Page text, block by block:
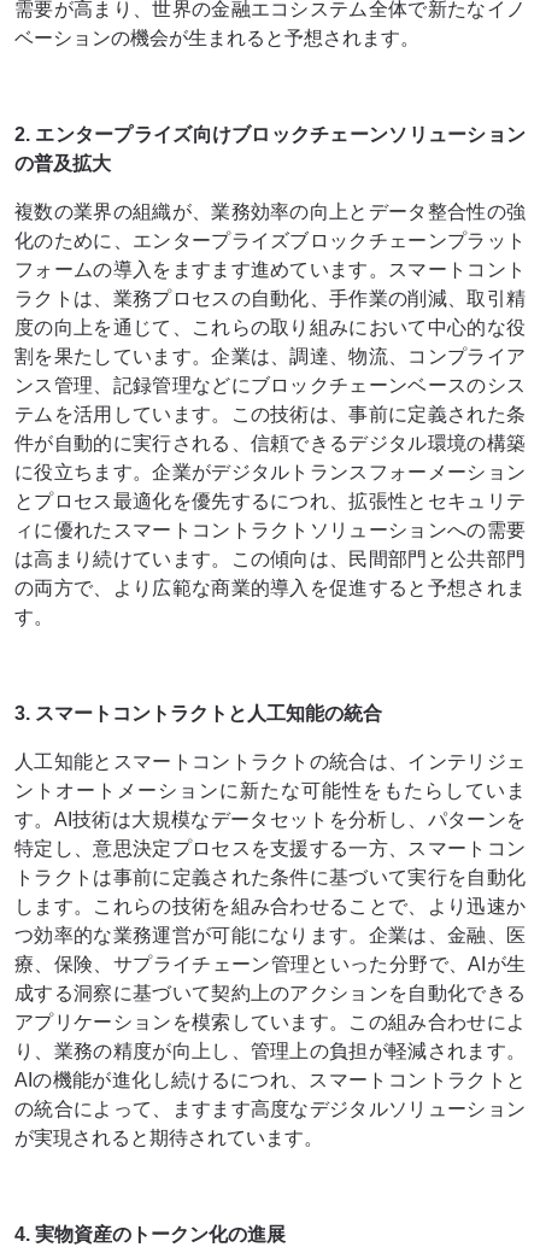
需要が高まり、世界の金融エコシステム全体で新たなイノ
ベーションの機会が生まれると予想されます。
2. エンタープライズ向けブロックチェーンソリューション
の普及拡大
複数の業界の組織が、業務効率の向上とデータ整合性の強
化のために、エンタープライズブロックチェーンプラット
フォームの導入をますます進めています。スマートコント
ラクトは、業務プロセスの自動化、手作業の削減、取引精
度の向上を通じて、これらの取り組みにおいて中心的な役
割を果たしています。企業は、調達、物流、コンプライア
ンス管理、記録管理などにブロックチェーンベースのシス
テムを活用しています。この技術は、事前に定義された条
件が自動的に実行される、信頼できるデジタル環境の構築
に役立ちます。企業がデジタルトランスフォーメーション
とプロセス最適化を優先するにつれ、拡張性とセキュリテ
ィに優れたスマートコントラクトソリューションへの需要
は高まり続けています。この傾向は、民間部門と公共部門
の両方で、より広範な商業的導入を促進すると予想されま
す。
3. スマートコントラクトと人工知能の統合
人工知能とスマートコントラクトの統合は、インテリジェ
ントオートメーションに新たな可能性をもたらしていま
す。AI技術は大規模なデータセットを分析し、パターンを
特定し、意思決定プロセスを支援する一方、スマートコン
トラクトは事前に定義された条件に基づいて実行を自動化
します。これらの技術を組み合わせることで、より迅速か
つ効率的な業務運営が可能になります。企業は、金融、医
療、保険、サプライチェーン管理といった分野で、AIが生
成する洞察に基づいて契約上のアクションを自動化できる
アプリケーションを模索しています。この組み合わせによ
り、業務の精度が向上し、管理上の負担が軽減されます。
AIの機能が進化し続けるにつれ、スマートコントラクトと
の統合によって、ますます高度なデジタルソリューション
が実現されると期待されています。
4. 実物資産のトークン化の進展